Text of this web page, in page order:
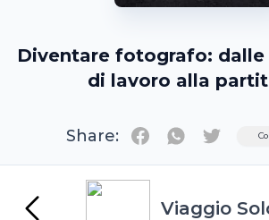
Diventare fotografo:
di lavoro alla
Share: Twitter
Viaggio